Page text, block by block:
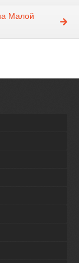
Малой